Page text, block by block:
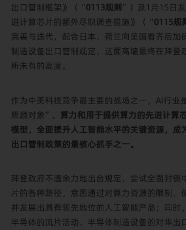
出口管制框架》（“0113规则”）及1月15日
进计算芯片的额外尽职调查措施》（“0115规
完善与迭代，配合日本、荷兰向美国看齐后加
制造设备出口管制规定，这面高墙最终在拜登
所未有的高度。
作为中美科技竞争最主要的战场之一，AI行业
照顾对象”。 算力和用于提供算力的先进计算
模型，全面提升人工智能水平的关键资源，成
出口管制政策的最核心抓手之一。
拜登政府不遗余力地出台规定，尝试全面封锁
片的各种路径，意图通过对算力资源的限制，
并发展出具有领先地位的人工智能产品；同时
半导体的流片活动、半导体制造设备的对华出